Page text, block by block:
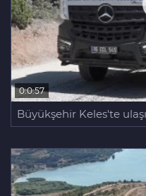
0:0:57
Büyükşehir Keles'te